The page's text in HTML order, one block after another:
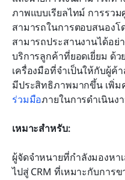
ภาพแบบเรียลไทม์ การรว
สามารถในการตอบสนอง
สามารถประสานงานได้อ
บริการลูกค้าที่ยอดเยี่ยม ด้
เครื่องมือที่จำเป็นให้กับผู้ค้
มีประสิทธิภาพมากขึ้น เพิ่ม
ร่วมมือภายในการดำเนินง
เหมาะสำหรับ:
ผู้จัดจำหนายที่กำลังมองหา
ไปสู่ CRM ที่เหมาะกับการ